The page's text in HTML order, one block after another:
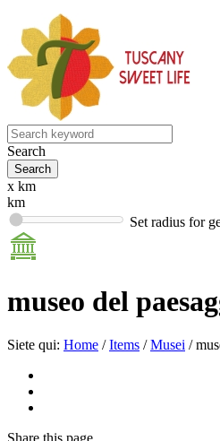
Search
x km
km
Set radius for
museo del
Siete qui: Home / Items / Musei /